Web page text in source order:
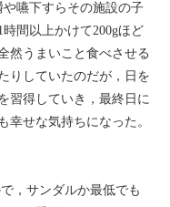
嚥下すらその施設の子
間以上かけて200gほど
然うまいこと食べさせる
りしていたのだが，日を
習得していき，最終日に
幸せな気持ちになった。
，サンダルか最低でも